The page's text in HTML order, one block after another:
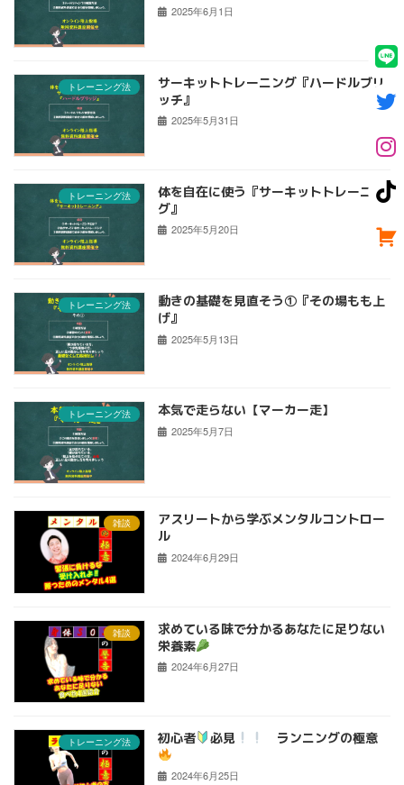
2025年6月1日
トレーニング法
サーキットトレーニング『ハードルブリ
ッチ』
2025年5月31日
トレーニング法
体を自在に使う『サーキットトレーニン
グ』
2025年5月20日
トレーニング法
動きの基礎を見直そう①『その場もも上
げ』
2025年5月13日
トレーニング法 本気で走らない【マーカー走】
2025年5月7日
雑談
アスリートから学ぶメンタルコントロー
ル
2024年6月29日
雑談
求めている味で分かるあなたに足りない
栄養素
2024年6月27日
トレーニング法 初心者 必見 ランニングの極意
2024年6月25日